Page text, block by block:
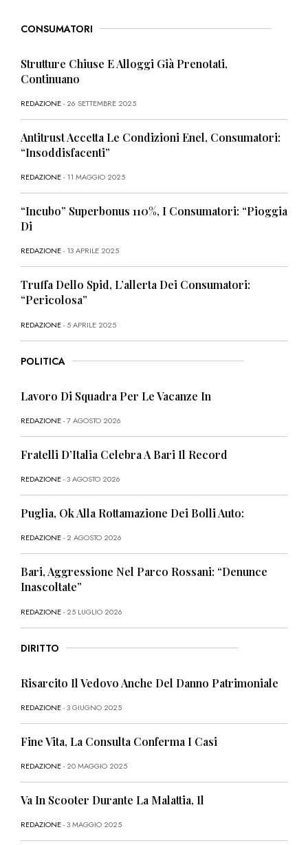
CONSUMATORI
Strutture Chiuse E Alloggi Già Prenotati,
Continuano
REDAZIONE- 26 SETTEMBRE 2025
Antitrust Accetta Le Condizioni Enel, Consumatori:
“Insoddisfacenti”
REDAZIONE- 11 MAGGIO 2025
“Incubo” Superbonus 110%, I Consumatori: “Pioggia
Di
REDAZIONE- 13 APRILE 2025
Truffa Dello Spid, L’allerta Dei Consumatori:
“Pericolosa”
REDAZIONE- 5 APRILE 2025
POLITICA
Lavoro Di Squadra Per Le Vacanze In
REDAZIONE- 7 AGOSTO 2026
Fratelli D’Italia Celebra A Bari Il Record
REDAZIONE- 3 AGOSTO 2026
Puglia, Ok Alla Rottamazione Dei Bolli Auto:
REDAZIONE- 2 AGOSTO 2026
Bari, Aggressione Nel Parco Rossani: “Denunce
Inascoltate”
REDAZIONE- 25 LUGLIO 2026
DIRITTO
Risarcito Il Vedovo Anche Del Danno Patrimoniale
REDAZIONE- 3 GIUGNO 2025
Fine Vita, La Consulta Conferma I Casi
REDAZIONE- 20 MAGGIO 2025
Va In Scooter Durante La Malattia, Il
REDAZIONE- 3 MAGGIO 2025